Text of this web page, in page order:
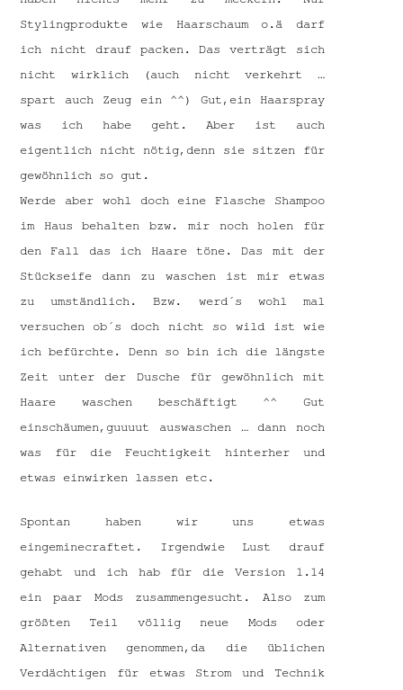
Stylingprodukte wie Haarschaum o.ä darf
ich nicht drauf packen. Das verträgt sich
nicht wirklich (auch nicht verkehrt …
spart auch Zeug ein ^^) Gut,ein Haarspray
was ich habe geht. Aber ist auch
eigentlich nicht nötig,denn sie sitzen für
gewöhnlich so gut.
Werde aber wohl doch eine Flasche Shampoo
im Haus behalten bzw. mir noch holen für
den Fall das ich Haare töne. Das mit der
Stückseife dann zu waschen ist mir etwas
zu umständlich. Bzw. werd´s wohl mal
versuchen ob´s doch nicht so wild ist wie
ich befürchte. Denn so bin ich die längste
Zeit unter der Dusche für gewöhnlich mit
Haare waschen beschäftigt ^^ Gut
einschäumen,guuuut auswaschen … dann noch
was für die Feuchtigkeit hinterher und
etwas einwirken lassen etc.
Spontan haben wir uns etwas
eingeminecraftet. Irgendwie Lust drauf
gehabt und ich hab für die Version 1.14
ein paar Mods zusammengesucht. Also zum
größten Teil völlig neue Mods oder
Alternativen genommen,da die üblichen
Verdächtigen für etwas Strom und Technik